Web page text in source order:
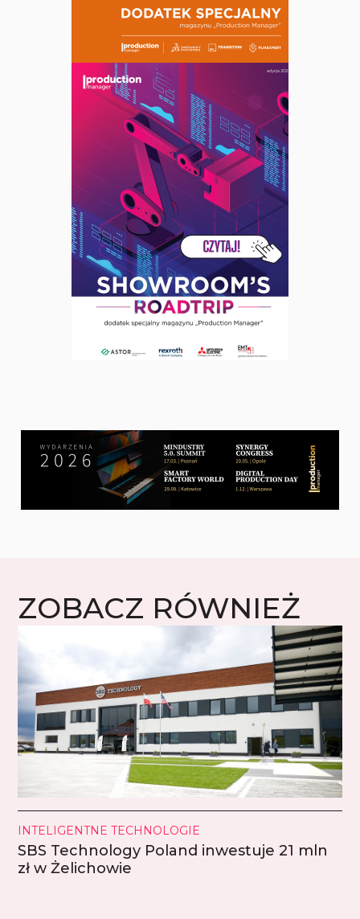
ZOBACZ RÓWNIEŻ
INTELIGENTNE TECHNOLOGIE
SBS Technology Poland inwestuje 21 mln
zł w Żelichowie